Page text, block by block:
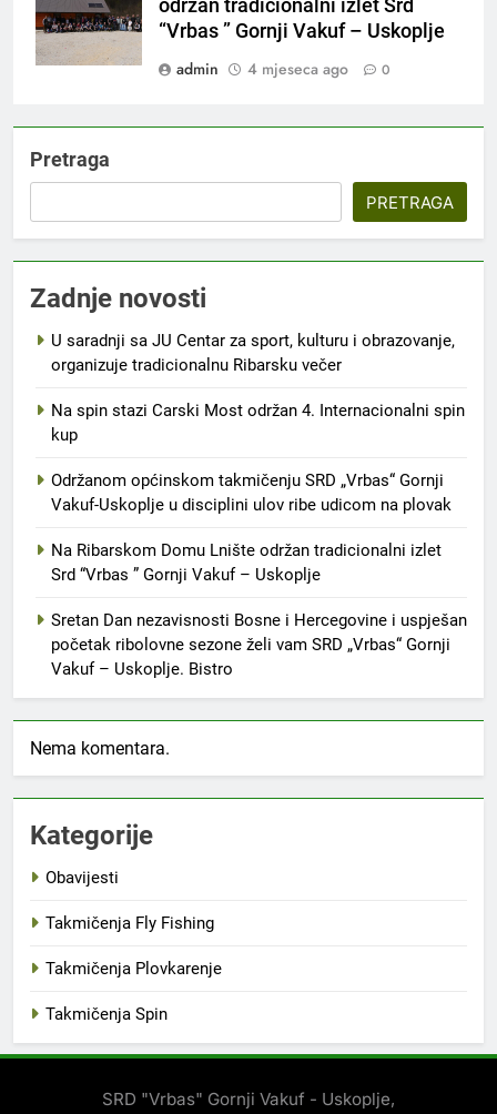
održan tradicionalni izlet Srd
“Vrbas ” Gornji Vakuf – Uskoplje
admin
4 mjeseca ago 0
Pretraga
PRETRAGA
Zadnje novosti
U saradnji sa JU Centar za sport, kulturu i obrazovanje,
organizuje tradicionalnu Ribarsku večer
Na spin stazi Carski Most održan 4. Internacionalni spin
kup
Održanom općinskom takmičenju SRD „Vrbas“ Gornji
Vakuf-Uskoplje u disciplini ulov ribe udicom na plovak
Na Ribarskom Domu Lnište održan tradicionalni izlet
Srd “Vrbas ” Gornji Vakuf – Uskoplje
Sretan Dan nezavisnosti Bosne i Hercegovine i uspješan
početak ribolovne sezone želi vam SRD „Vrbas“ Gornji
Vakuf – Uskoplje. Bistro
Nema komentara.
Kategorije
Obavijesti
Takmičenja Fly Fishing
Takmičenja Plovkarenje
Takmičenja Spin
SRD "Vrbas" Gornji Vakuf - Uskoplje,